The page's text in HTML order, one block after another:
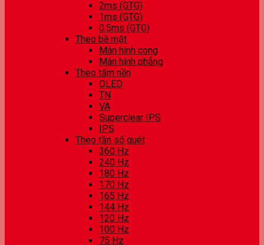
2ms (GTG)
1ms (GTG)
0.5ms (GTG)
Theo bề mặt
Màn hình cong
Màn hình phẳng
Theo tấm nền
OLED
TN
VA
Superclear IPS
IPS
Theo tần số quét
360 Hz
240 Hz
180 Hz
170 Hz
165 Hz
144 Hz
120 Hz
100 Hz
75 Hz